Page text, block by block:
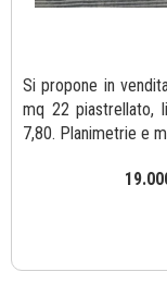
Si propone in
mq 22 piastrellato,
7,80. Planimetrie e